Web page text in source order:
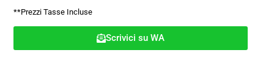
**Prezzi Tasse Incluse
Scrivici su WA